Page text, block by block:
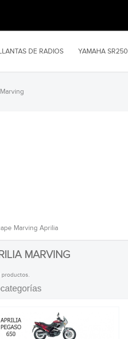
LLANTAS DE RADIOS YAMAHA SR250
Marving Aprilia
MARVING
productos.